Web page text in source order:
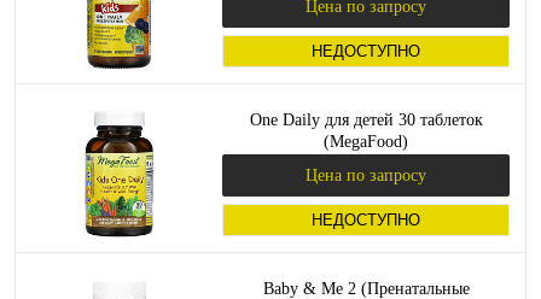
Цена по запросу
НЕДОСТУПНО
One Daily для детей 30 таблеток
(MegaFood)
Цена по запросу
НЕДОСТУПНО
Baby & Me 2 (Пренатальные